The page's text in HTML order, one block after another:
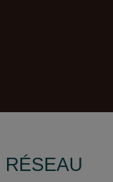
RÉSEAU